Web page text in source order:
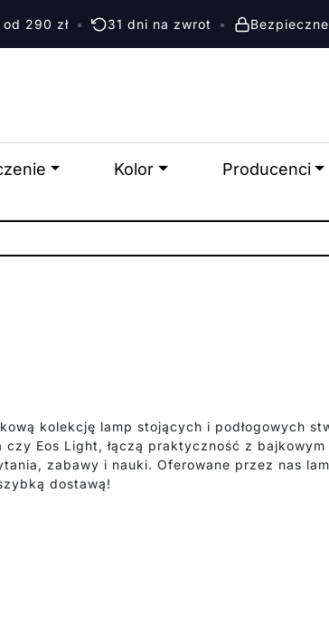
290 zł • 31 dni na zwrot •
Kolor Producenci
kolekcję lamp stojących i podłogowych
czy Eos Light, łączą praktyczność z
zabawy i nauki. Oferowane przez nas
dostawą!